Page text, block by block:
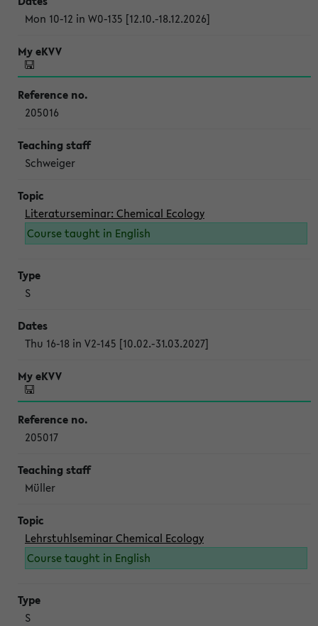
Mon 10-12 in W0-135 [12.10.-18.12.2026]
205016
Schweiger
Literaturseminar: Chemical Ecology
Course taught in English
S
Thu 16-18 in V2-145 [10.02.-31.03.2027]
205017
Müller
Lehrstuhlseminar Chemical Ecology
Course taught in English
S